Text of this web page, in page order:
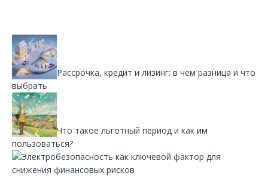
Рассрочка, кредит и лизинг: в чем разница и что
выбрать
Что такое льготный период и как им
пользоваться?